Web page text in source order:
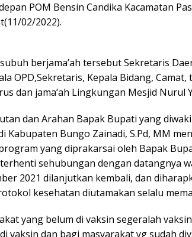
POM Bensin Candika Kacamatan
02/2022).
berjama’ah tersebut Sekretaris
OPD,Sekretaris, Kepala Bidang,
dan jama’ah Lingkungan Mesjid Nurul
dan Arahan Bapak Bupati yang
Kabupaten Bungo Zainadi, S.Pd, MM
yang diprakarsai oleh Bapak
sehubungan dengan datangnya
2021 dilanjutkan kembali, dan
kesehatan diutamakan selalu
yang belum di vaksin segeralah
vaksin dan bagi masyarakat yg sudah